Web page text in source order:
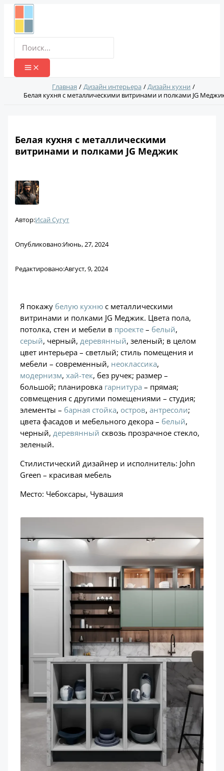
Перейти
Главная Дизайн интерьера
Дизайн кухни
Белая кухня с металлическими витринами и полками JG
Белая кухня с металлическими
витринами и полками JG Меджик
Автор:Исай Сугут
Опубликовано:Июнь, 27, 2024
Редактировано:Август, 9, 2024
Я покажу белую кухню с металлическими
витринами и полками JG Меджик. Цвета пола,
потолка, стен и мебели в проекте – белый,
серый, черный,деревянный, зеленый; в целом
цвет интерьера – светлый; стиль помещения и
мебели – современный, неоклассика,
модернизм,хай-тек, без ручек; размер –
большой; планировка гарнитура – прямая;
совмещения с другими помещениями – студия;
элементы – барная стойка, остров,антресоли;
цвета фасадов и мебельного декора – белый,
черный,деревянный сквозь прозрачное стекло,
зеленый.
Стилистический дизайнер и исполнитель: John
Green – красивая мебель
Место: Чебоксары, Чувашия